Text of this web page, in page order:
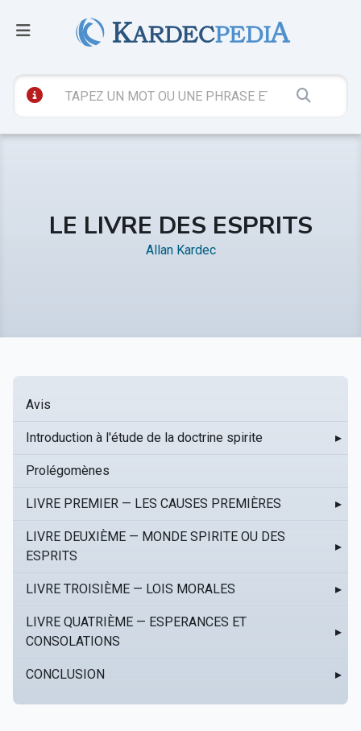
LE LIVRE DES ESPRITS
Allan Kardec
Avis
Introduction à l'étude de la doctrine spirite ▸
Prolégomènes
LIVRE PREMIER — LES CAUSES PREMIÈRES ▸
LIVRE DEUXIÈME — MONDE SPIRITE OU DES
ESPRITS
▸
LIVRE TROISIÈME — LOIS MORALES ▸
LIVRE QUATRIÈME — ESPERANCES ET
CONSOLATIONS
▸
CONCLUSION ▸